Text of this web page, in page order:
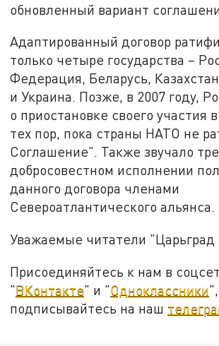
обновленный вариант
Адаптированный договор
только четыре государства –
Федерация, Беларусь, Казахстан
и Украина. Позже, в 2007 году,
о приостановке своего
тех пор, пока страны НАТО не
Соглашение". Также звучало
добросовестном исполнении
данного договора членами
Североатлантического альянса.
Уважаемые читатели
Присоединяйтесь к нам в
"ВКонтакте" и "Одноклассники
подписывайтесь на наш